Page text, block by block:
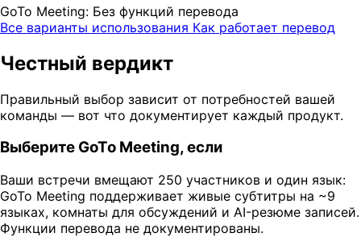
GoTo Meeting: Без функций перевода
Все варианты использования Как работает перевод
Честный вердикт
Правильный выбор зависит от потребностей вашей
команды — вот что документирует каждый продукт.
Выберите GoTo Meeting, если
Ваши встречи вмещают 250 участников и один язык:
GoTo Meeting поддерживает живые субтитры на ~9
языках, комнаты для обсуждений и AI-резюме записей.
Функции перевода не документированы.